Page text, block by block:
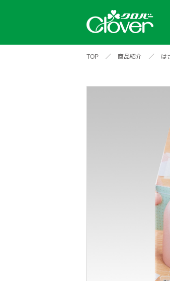
イベントレポー
2020年
新商品一覧 縫
TOP ／ 商品紹介 ／ は